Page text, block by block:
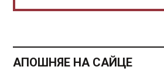
АПОШНЯЕ НА САЙЦЕ